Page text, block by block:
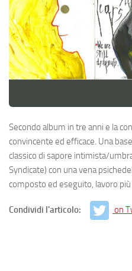
Secondo album in tre anni e la
convincente ed efficace. Una
classico di sapore intimista/
Syndicate) con una vena
composto ed eseguito, lavoro
Condividi l'articolo: on